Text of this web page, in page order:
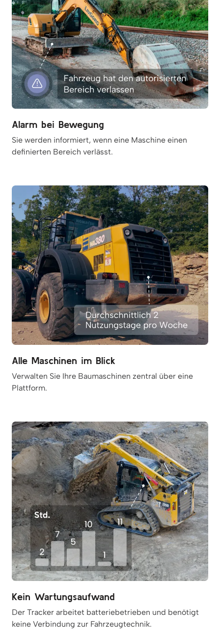
Alarm bei Bewegung
Sie werden informiert, wenn eine Maschine einen
definierten Bereich verlässt.
Alle Maschinen im Blick
Verwalten Sie Ihre Baumaschinen zentral über eine
Plattform.
Kein Wartungsaufwand
Der Tracker arbeitet batteriebetrieben und benötigt
keine Verbindung zur Fahrzeugtechnik.